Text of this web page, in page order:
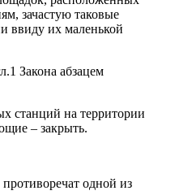
зачастую таковые
ввиду их маленькой
Закона абзацем
станций на территории
– закрыть.
одной из